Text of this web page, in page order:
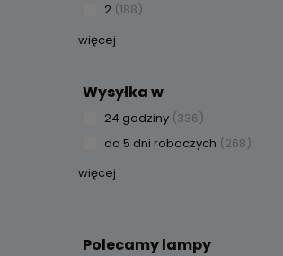
2 (188)
więcej
Wysyłka w
24 godziny (336)
do 5 dni roboczych (268)
więcej
Polecamy lampy